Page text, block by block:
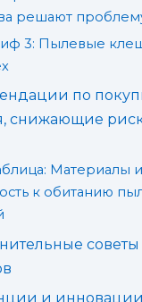
решают
3: Пылевые
по
снижающие
Материалы
к обитанию
советы
и инновации